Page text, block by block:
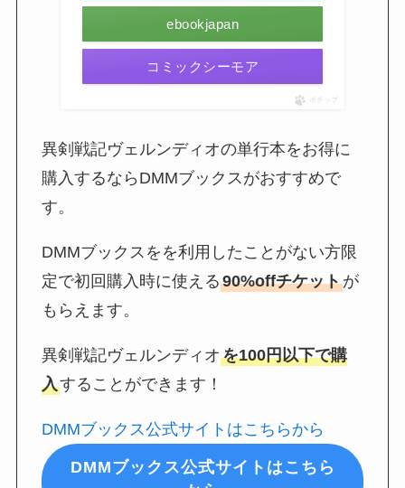
ebookjapan
コミックシーモア
ポチップ
異剣戦記ヴェルンディオの単行本をお得に
購入するならDMMブックスがおすすめで
す。
DMMブックスをを利用したことがない方限
定で初回購入時に使える90%offチケットが
もらえます。
異剣戦記ヴェルンディオを100円以下で購
入することができます！
DMMブックス公式サイトはこちらから
DMMブックス公式サイトはこちら